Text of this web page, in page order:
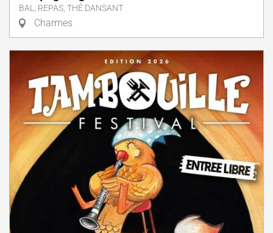
BAL, REPAS, THÉ DANSANT
Charmes